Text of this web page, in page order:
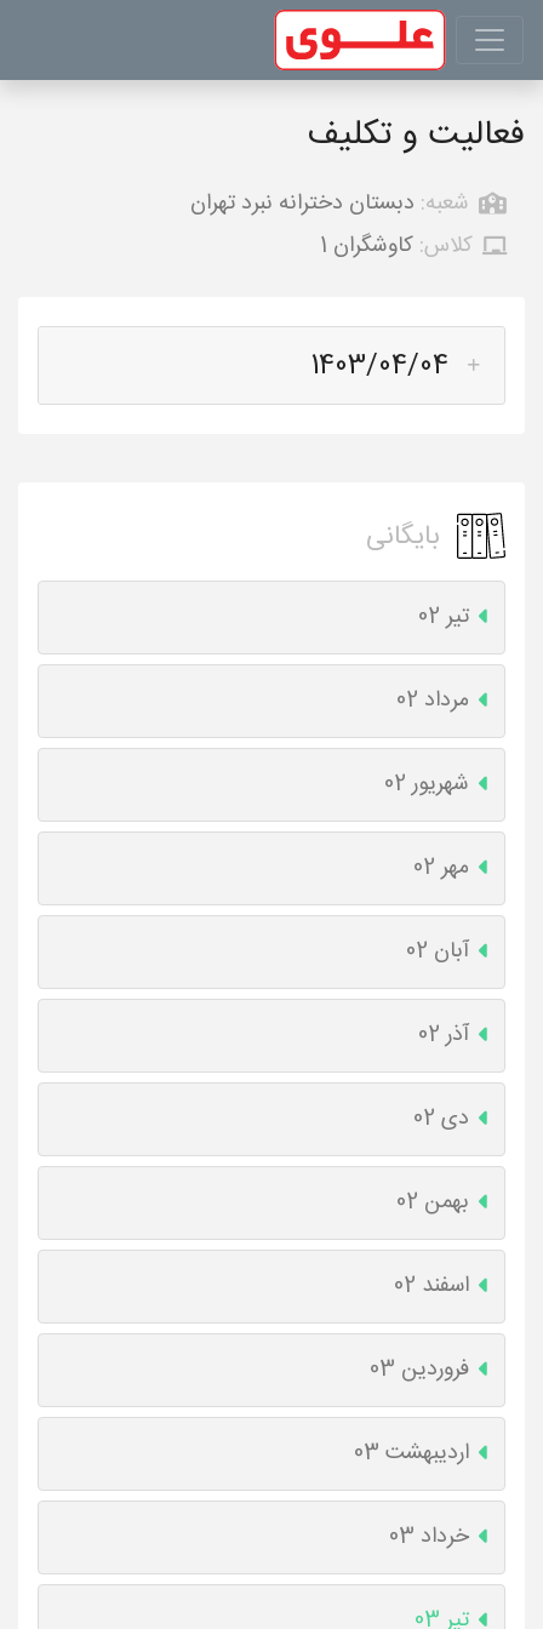
فعالیت و تکلیف
شعبه: دبستان دخترانه نبرد تهران
کلاس: کاوشگران 1
1403/04/04
بایگانی
تیر 02
مرداد 02
شهریور 02
مهر 02
آبان 02
آذر 02
دی 02
بهمن 02
اسفند 02
فروردین 03
اردیبهشت 03
خرداد 03
تیر 03